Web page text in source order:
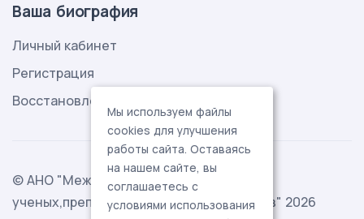
Ваша биография
Личный кабинет
Регистрация
Восстановление пароля
© АНО "Международная ассоциация
ученых,преподавателей и специалистов" 2026
Мы используем файлы
cookies для улучшения
работы сайта. Оставаясь
на нашем сайте, вы
соглашаетесь с
условиями использования